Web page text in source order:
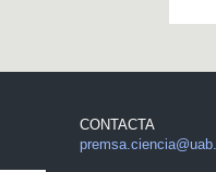
CONTACTA